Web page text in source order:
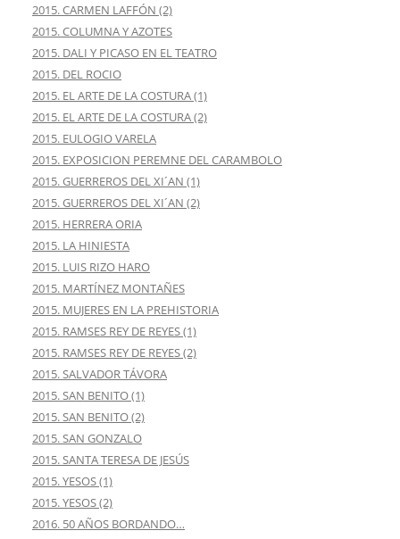
2015. CARMEN LAFFÓN (2)
2015. COLUMNA Y AZOTES
2015. DALI Y PICASO EN EL TEATRO
2015. DEL ROCIO
2015. EL ARTE DE LA COSTURA (1)
2015. EL ARTE DE LA COSTURA (2)
2015. EULOGIO VARELA
2015. EXPOSICION PEREMNE DEL CARAMBOLO
2015. GUERREROS DEL XI´AN (1)
2015. GUERREROS DEL XI´AN (2)
2015. HERRERA ORIA
2015. LA HINIESTA
2015. LUIS RIZO HARO
2015. MARTÍNEZ MONTAÑES
2015. MUJERES EN LA PREHISTORIA
2015. RAMSES REY DE REYES (1)
2015. RAMSES REY DE REYES (2)
2015. SALVADOR TÁVORA
2015. SAN BENITO (1)
2015. SAN BENITO (2)
2015. SAN GONZALO
2015. SANTA TERESA DE JESÚS
2015. YESOS (1)
2015. YESOS (2)
2016. 50 AÑOS BORDANDO…